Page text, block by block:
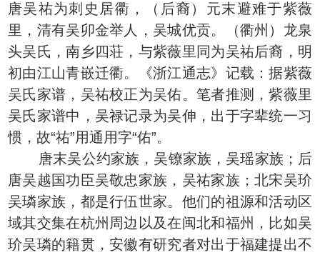
唐吴祐为刺史居衢，（后裔）元末避难于紫薇
里，清有吴卯金举人，吴城优贡。（衢州）龙泉
头吴氏，南乡四荘，与紫薇里同为吴祐后裔，明
初由江山青嵌迁衢。《浙江通志》记载：据紫薇
吴氏家谱，吴祐校正为吴佑。笔者推测，紫薇里
吴氏家谱中，吴禄记录为吴伸，出于字辈统一习
惯，故“祐”用通用字“佑”。
唐末吴公约家族，吴镣家族，吴瑶家族；后
唐吴越国功臣吴敬忠家族，吴祐家族；北宋吴玠
吴璘家族，都是行伍世家。他们的祖源和活动区
域其交集在杭州周边以及在闽北和福州，比如吴
玠吴璘的籍贯，安徽有研究者对出于福建提出不